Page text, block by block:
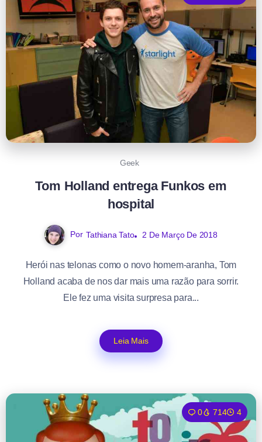
Geek
Tom Holland entrega Funkos em
hospital
Por Tathiana Tato 2 De Março De 2018
Herói nas telonas como o novo homem-aranha, Tom
Holland acaba de nos dar mais uma razão para sorrir.
Ele fez uma visita surpresa para...
Leia Mais
0 714 4